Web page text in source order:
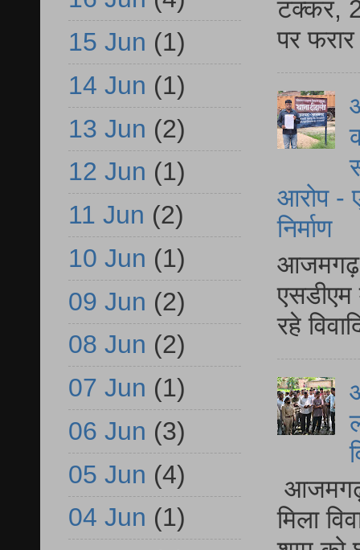
टक्कर,
पर
आरोप -
निर्माण
आजमगढ़
एसडीएम
रहे
आजमगढ़
मिला
15 Jun (1)
14 Jun (1)
13 Jun (2)
12 Jun (1)
11 Jun (2)
10 Jun (1)
09 Jun (2)
08 Jun (2)
07 Jun (1)
06 Jun (3)
05 Jun (4)
04 Jun (1)